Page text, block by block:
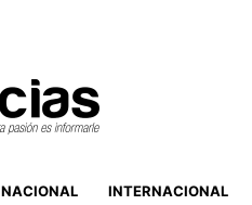
NACIONAL INTERNACIONAL